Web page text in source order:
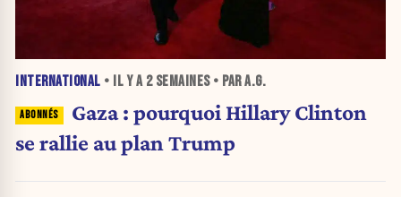
INTERNATIONAL • IL Y A 2 SEMAINES• PAR A.G.
Gaza : pourquoi Hillary Clinton
se rallie au plan Trump